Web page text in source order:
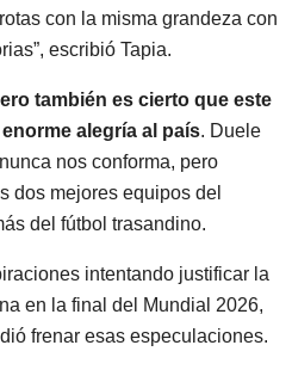
con la misma grandeza con
escribió Tapia.
también es cierto que este
alegría al país. Duele
nos conforma, pero
dos mejores equipos del
del fútbol trasandino.
intentando justificar la
en la final del Mundial 2026,
frenar esas especulaciones.